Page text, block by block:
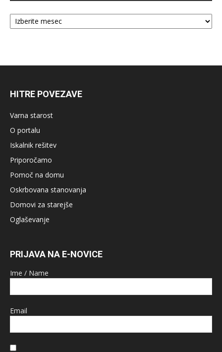
Arhiv
HITRE POVEZAVE
Varna starost
O portalu
Iskalnik rešitev
Priporočamo
Pomoč na domu
Oskrbovana stanovanja
Domovi za starejše
Oglaševanje
PRIJAVA NA E-NOVICE
Ime / Name
Email